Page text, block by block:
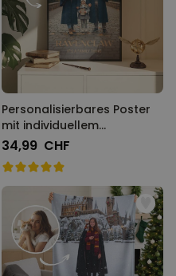
Personalisierbares Poster
mit individuellem
Zauberdesign
34,99 CHF